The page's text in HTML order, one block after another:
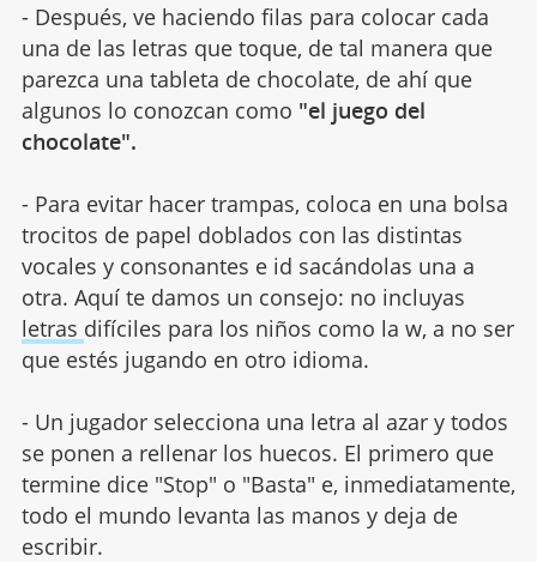
- Después, ve haciendo filas para colocar cada
una de las letras que toque, de tal manera que
parezca una tableta de chocolate, de ahí que
algunos lo conozcan como "el juego del
chocolate".
- Para evitar hacer trampas, coloca en una bolsa
trocitos de papel doblados con las distintas
vocales y consonantes e id sacándolas una a
otra. Aquí te damos un consejo: no incluyas
letras difíciles para los niños como la w, a no ser
que estés jugando en otro idioma.
- Un jugador selecciona una letra al azar y todos
se ponen a rellenar los huecos. El primero que
termine dice "Stop" o "Basta" e, inmediatamente,
todo el mundo levanta las manos y deja de
escribir.